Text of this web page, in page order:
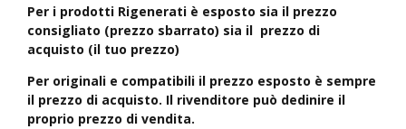
Per i prodotti Rigenerati è esposto sia il prezzo
consigliato (prezzo sbarrato) sia il prezzo di
acquisto (il tuo prezzo)
Per originali e compatibili il prezzo esposto è sempre
il prezzo di acquisto. Il rivenditore può dedinire il
proprio prezzo di vendita.